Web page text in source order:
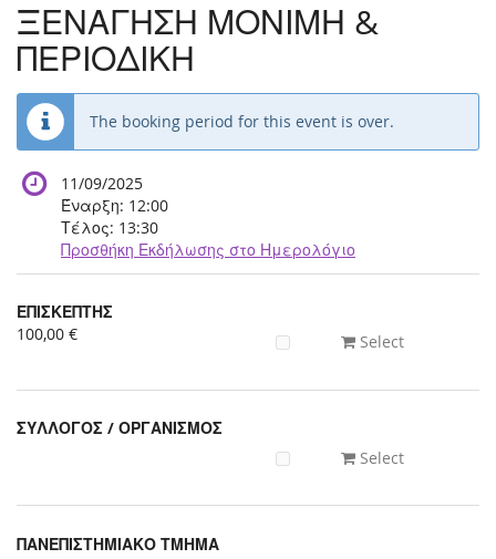
ΞΕΝΑΓΗΣΗ ΜΟΝΙΜΗ &
ΠΕΡΙΟΔΙΚΗ
The booking period for this event is over.
11/09/2025
Έναρξη: 12:00
Τέλος: 13:30
Προσθήκη Εκδήλωσης στο Ημερολόγιο
Προϊόντα
Uncategorized
ΕΠΙΣΚΕΠΤΗΣ
100,00 €
Select
ΣΥΛΛΟΓΟΣ / ΟΡΓΑΝΙΣΜΟΣ
Select
ΠΑΝΕΠΙΣΤΗΜΙΑΚΟ ΤΜΗΜΑ